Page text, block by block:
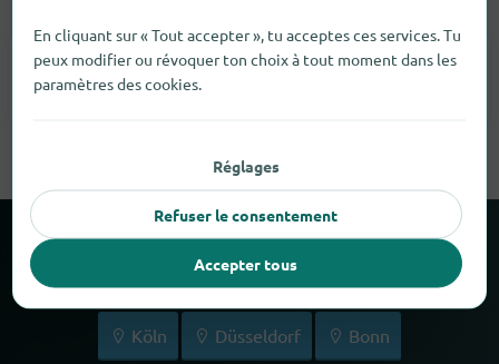
Appareils Auditifs
Autres villes commerçantes à
proximité de Verviers
Köln Düsseldorf Bonn
En cliquant sur « Tout accepter », tu acceptes ces services. Tu
peux modifier ou révoquer ton choix à tout moment dans les
paramètres des cookies.
Réglages
Refuser le consentement
Accepter tous